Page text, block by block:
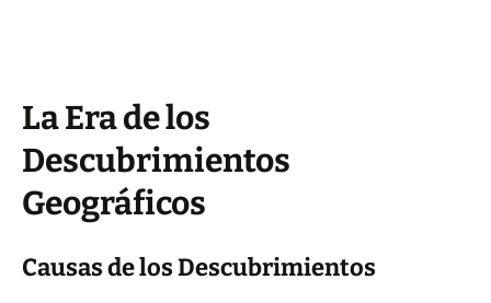
La Era de los
Descubrimientos
Geográficos
Causas de los Descubrimientos